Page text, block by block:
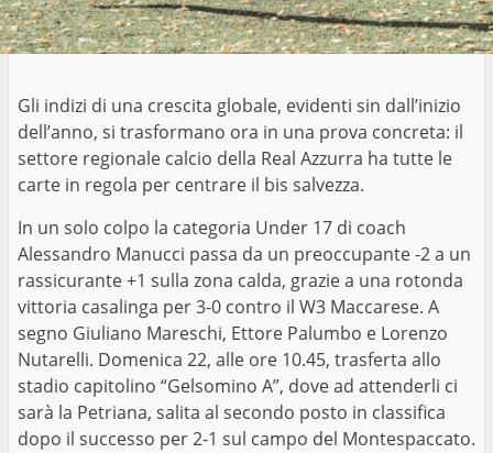
Gli indizi di una crescita globale, evidenti sin dall’inizio
dell’anno, si trasformano ora in una prova concreta: il
settore regionale calcio della Real Azzurra ha tutte le
carte in regola per centrare il bis salvezza.
In un solo colpo la categoria Under 17 di coach
Alessandro Manucci passa da un preoccupante -2 a un
rassicurante +1 sulla zona calda, grazie a una rotonda
vittoria casalinga per 3-0 contro il W3 Maccarese. A
segno Giuliano Mareschi, Ettore Palumbo e Lorenzo
Nutarelli. Domenica 22, alle ore 10.45, trasferta allo
stadio capitolino “Gelsomino A”, dove ad attenderli ci
sarà la Petriana, salita al secondo posto in classifica
dopo il successo per 2-1 sul campo del Montespaccato.